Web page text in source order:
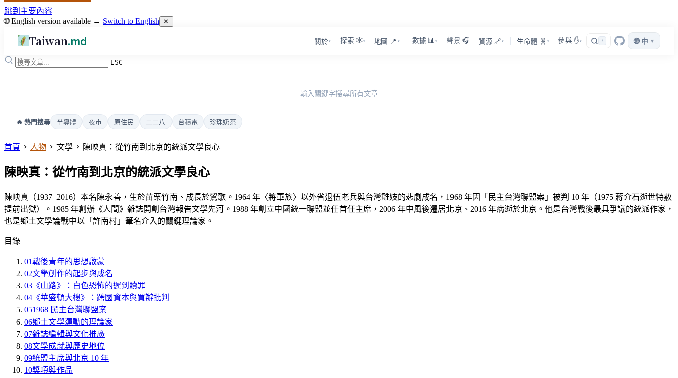
跳到主要內容
🌐 English version available → Switch to English ✕
Taiwan.md 關於 ▾ 探索 🕸️▾ 地圖 📍 ▾ 數據 📊 ▾ 聲景 🎧 資源 🔗 ▾ 生命體 🧬 ▾ 參與 ✋▾ / 🌐 中 ▾
ESC
輸入關鍵字搜尋所有文章
🔥 熱門搜尋 半導體 夜市 原住民 二二八 台積電 珍珠奶茶
首頁 人物 文學 陳映真：從竹南到北京的統派文學良心
陳映真：從竹南到北京的統派文學良心
陳映真（1937–2016）本名陳永善，生於苗栗竹南、成長於鶯歌。1964 年〈將軍族〉以外省退伍老兵與台灣雛妓的悲劇成名，1968 年因「民主台灣聯盟案」被判 10 年（1975 蔣介石逝世特赦
提前出獄）。1985 年創辦《人間》雜誌開創台灣報告文學先河。1988 年創立中國統一聯盟並任首任主席，2006 年中風後遷居北京、2016 年病逝於北京。他是台灣戰後最具爭議的統派作家，
也是鄉土文學論戰中以「許南村」筆名介入的關鍵理論家。
目錄
01戰後青年的思想啟蒙
02文學創作的起步與成名
03 《山路》：白色恐怖的遲到贖罪
04 《華盛頓大樓》：跨國資本與買辦批判
051968 民主台灣聯盟案
06鄉土文學運動的理論家
07雜誌編輯與文化推廣
08文學成就與歷史地位
09統盟主席與北京 10 年
10獎項與作品